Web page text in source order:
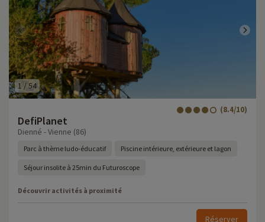
1 /54
DefiPlanet
(8.4/10)
Dienné - Vienne (86)
Parc à thème ludo-éducatif Piscine intérieure, extérieure et lagon
Séjour insolite à 25min du Futuroscope
Découvrir activités à proximité
Réserver